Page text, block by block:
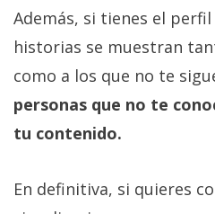
Además, si tienes el
historias se muestran
como a los que no te
personas que no te
tu contenido.
En definitiva, si quieres